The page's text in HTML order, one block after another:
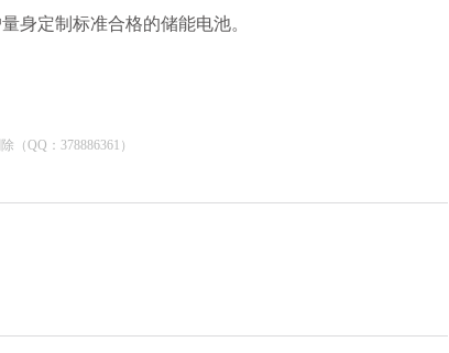
身定制标准合格的储能电池。
QQ：378886361）